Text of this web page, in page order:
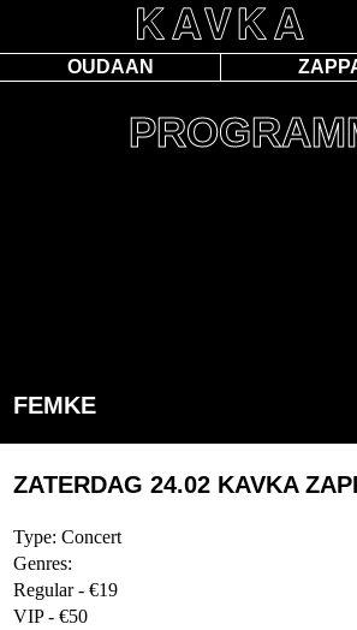
OUDAAN
FEMKE
ZATERDAG 24.02 KAVKA
Type: Concert
Genres:
Regular - €19
VIP - €50